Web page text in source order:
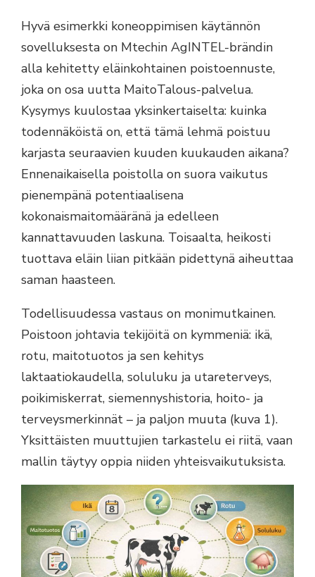
Hyvä esimerkki koneoppimisen käytännön
sovelluksesta on Mtechin AgINTEL-brändin
alla kehitetty eläinkohtainen poistoennuste,
joka on osa uutta MaitoTalous-palvelua.
Kysymys kuulostaa yksinkertaiselta: kuinka
todennäköistä on, että tämä lehmä poistuu
karjasta seuraavien kuuden kuukauden aikana?
Ennenaikaisella poistolla on suora vaikutus
pienempänä potentiaalisena
kokonaismaitomääränä ja edelleen
kannattavuuden laskuna. Toisaalta, heikosti
tuottava eläin liian pitkään pidettynä aiheuttaa
saman haasteen.
Todellisuudessa vastaus on monimutkainen.
Poistoon johtavia tekijöitä on kymmeniä: ikä,
rotu, maitotuotos ja sen kehitys
laktaatiokaudella, soluluku ja utareterveys,
poikimiskerrat, siemennyshistoria, hoito- ja
terveysmerkinnät – ja paljon muuta (kuva 1).
Yksittäisten muuttujien tarkastelu ei riitä, vaan
mallin täytyy oppia niiden yhteisvaikutuksista.